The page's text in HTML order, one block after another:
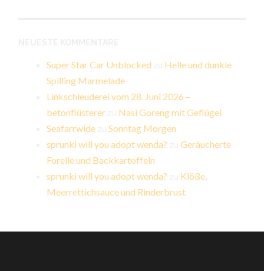
Super Star Car Unblocked
Helle und dunkle
Spilling Marmelade
Linkschleuderei vom 28. Juni 2026 –
betonflüsterer
Nasi Goreng mit Geflügel
Seafarrwide zuSonntag Morgen
sprunki will you adopt wenda? zuGeräucherte
Forelle und Backkartoffeln
sprunki will you adopt wenda?
Klöße,
Meerrettichsauce und Rinderbrust